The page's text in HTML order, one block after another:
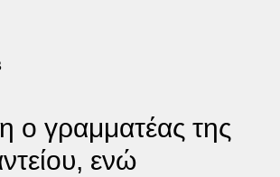
ο γραμματέας της
ενώ